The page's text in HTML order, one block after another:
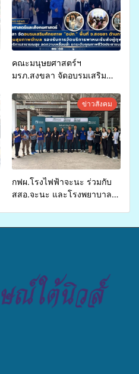
คณะมนุษยศาสตร์ฯ
มรภ.สงขลา จัดอบรมเสริม
จ่ายงบกองทุนสุขภาพตำบล
รองรับการจัดบริการพาหนะรับ
ส่งผู้ทุพพลภาพเพื่อเข้ารับ
บริการสาธารณสุข ลดความ
เหลื่อมล้ำ ยกระดับคุณภาพ
ชีวิตประชาชนอย่างยั่งยืน
ข่าวสังคม
กฟผ.โรงไฟฟ้าจะนะ ร่วมกับ
สสอ.จะนะ และโรงพยาบาล